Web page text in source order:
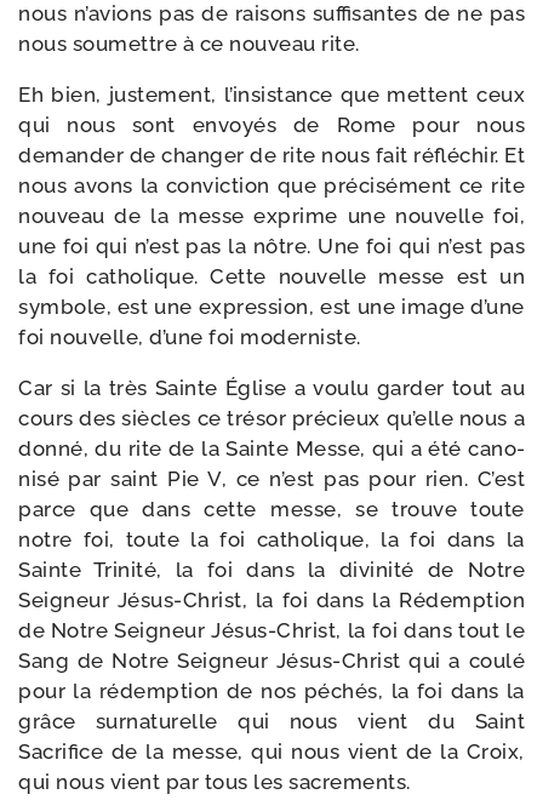
nous n’avions pas de rai­sons suf­fi­santes de ne pas
nous sou­mettre à ce nou­veau rite.
Eh bien, jus­te­ment, l’insistance que mettent ceux
qui nous sont envoyés de Rome pour nous
deman­der de chan­ger de rite nous fait réflé­chir. Et
nous avons la convic­tion que pré­ci­sé­ment ce rite
nou­veau de la messe exprime une nou­velle foi,
une foi qui n’est pas la nôtre. Une foi qui n’est pas
la foi catho­lique. Cette nou­velle messe est un
sym­bole, est une expres­sion, est une image d’une
foi nou­velle, d’une foi moderniste.
Car si la très Sainte Église a vou­lu gar­der tout au
cours des siècles ce tré­sor pré­cieux qu’elle nous a
don­né, du rite de la Sainte Messe, qui a été cano­
ni­sé par saint Pie V, ce n’est pas pour rien. C’est
parce que dans cette messe, se trouve toute
notre foi, toute la foi catho­lique, la foi dans la
Sainte Trinité, la foi dans la divi­ni­té de Notre
Seigneur Jésus-​Christ, la foi dans la Rédemption
de Notre Seigneur Jésus-​Christ, la foi dans tout le
Sang de Notre Seigneur Jésus-​Christ qui a cou­lé
pour la rédemp­tion de nos péchés, la foi dans la
grâce sur­na­tu­relle qui nous vient du Saint
Sacrifice de la messe, qui nous vient de la Croix,
qui nous vient par tous les sacrements.